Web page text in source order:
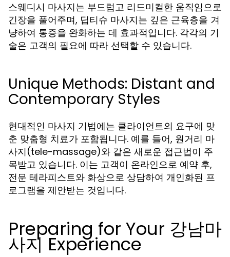
스웨디시 마사지는 부드럽고 리드미컬한 움직임으로
긴장을 풀어주며, 딥티슈 마사지는 깊은 근육층을 겨
냥하여 통증을 완화하는 데 효과적입니다. 각각의 기
술은 고객의 필요에 따라 선택할 수 있습니다.
Unique Methods: Distant and
Contemporary Styles
현대적인 마사지 기법에는 클라이언트의 요구에 맞
춘 맞춤형 치료가 포함됩니다. 예를 들어, 원거리 마
사지(tele-massage)와 같은 새로운 접근법이 주
목받고 있습니다. 이는 고객이 온라인으로 예약 후,
전문 테라피스트와 화상으로 상담하여 개인화된 프
로그램을 제안받는 것입니다.
Preparing for Your 강남마
사지 Experience